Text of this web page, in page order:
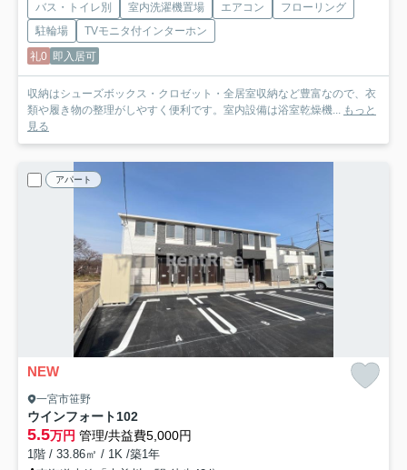
バス・トイレ別 室内洗濯機置場 エアコン
フローリング
駐輪場
TVモニタ付インターホン
礼0 即入居可
収納はシューズボックス・クロゼット・全居室収納など豊富なので、衣
類や履き物の整理がしやすく便利です。室内設備は浴室乾燥機... もっと
見る
アパート
NEW
一宮市笹野
ウインフォート102
5.5万円 管理/共益費5,000円
1階 / 33.86㎡ / 1K /築1年